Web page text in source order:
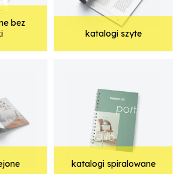
bez
katalogi szyte
katalogi spiralowane